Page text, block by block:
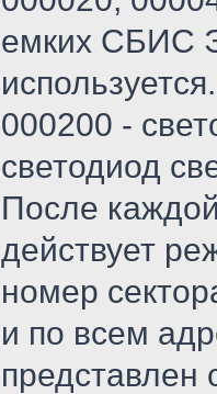
емких СБИС
используется.
000200 -
светодиод
После
действует
номер
и по всем
представлен